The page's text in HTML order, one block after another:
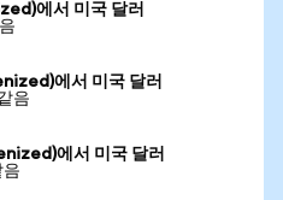
에서 미국 달러
에서 미국 달러
음
에서 미국 달러
음